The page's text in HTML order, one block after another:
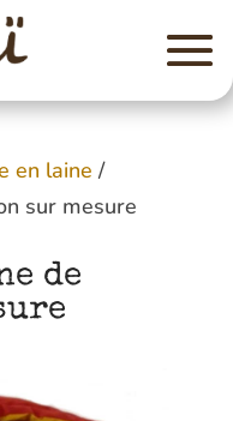
en laine /
sur mesure
de